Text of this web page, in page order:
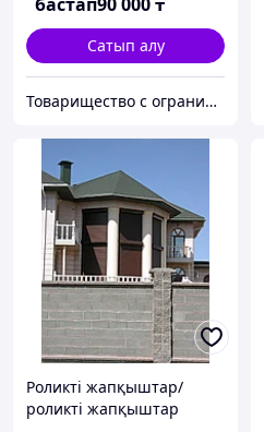
Сатып алу
Товарищество с ограниченной ответственностью "Зимние окна"
Роликті жапқыштар/
роликті жапқыштар